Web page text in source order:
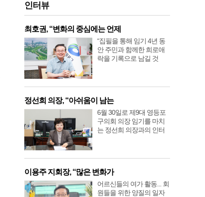
인터뷰
최호권, “변화의 중심에는 언제
“집필을 통해 임기 4년 동
안 주민과 함께한 희로애
락을 기록으로 남길 것
정선희 의장, “아쉬움이 남는
6월 30일로 제9대 영등포
구의회 의장 임기를 마치
는 정선희 의장과의 인터
이용주 지회장, “많은 변화가
어르신들의 여가 활동... 회
원들을 위한 양질의 일자